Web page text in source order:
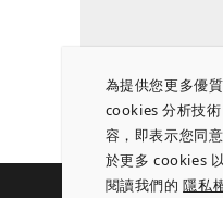
為提供您更多優
cookies 分析技
容，即表示您同
於更多 cookies
閱讀我們的隱私